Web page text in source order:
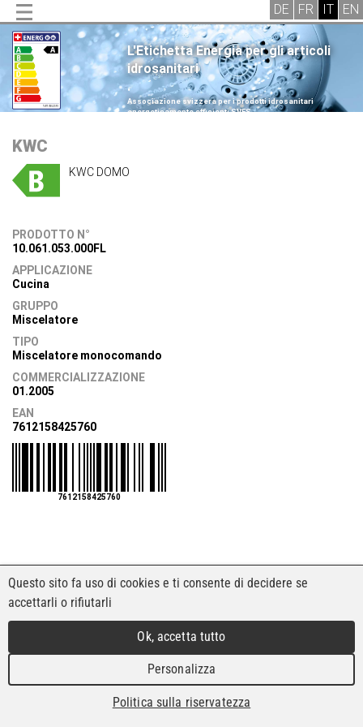
L'Etichetta Energia per gli articoli
idrosanitari
.
Associazione svizzera per i prodotti idrosanitari
energeticamente efficienti SVES
KWC
KWC DOMO
PRODOTTO N°
10.061.053.000FL
APPLICAZIONE
Cucina
GRUPPO
Miscelatore
TIPO
Miscelatore monocomando
COMMERCIALIZZAZIONE
01.2005
EAN
7612158425760
7612158425760
Questo sito fa uso di cookies e ti consente di decidere se
accettarli o rifiutarli
Ok, accetta tutto
Personalizza
Politica sulla riservatezza